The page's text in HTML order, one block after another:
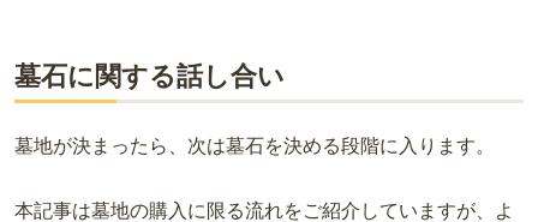
墓石に関する話し合い
墓地が決まったら、次は墓石を決める段階に入ります。
本記事は墓地の購入に限る流れをご紹介していますが、よ